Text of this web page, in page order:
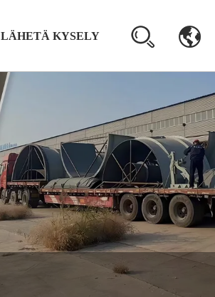
LÄHETÄ KYSELY